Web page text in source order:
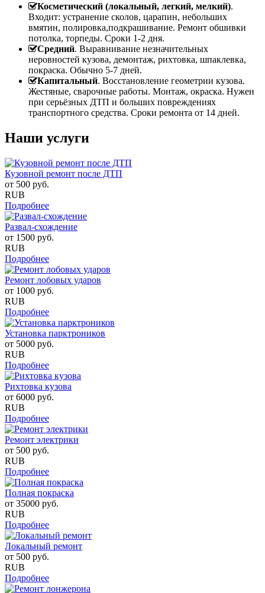
Косметический (локальный, легкий, мелкий).
Входит: устранение сколов, царапин, небольших
вмятин, полировка,подкрашивание. Ремонт обшивки
потолка, торпеды. Сроки 1-2 дня.
Средний. Выравнивание незначительных
неровностей кузова, демонтаж, рихтовка, шпаклевка,
покраска. Обычно 5-7 дней.
Капитальный. Восстановление геометрии кузова.
Жестяные, сварочные работы. Монтаж, окраска. Нужен
при серьёзных ДТП и больших повреждениях
транспортного средства. Сроки ремонта от 14 дней.
Наши услуги
Кузовной ремонт после ДТП
от 500 руб.
RUB
Подробнее
Развал-схождение
от 1500 руб.
RUB
Подробнее
Ремонт лобовых ударов
от 1000 руб.
RUB
Подробнее
Установка парктроников
от 5000 руб.
RUB
Подробнее
Рихтовка кузова
от 6000 руб.
RUB
Подробнее
Ремонт электрики
от 500 руб.
RUB
Подробнее
Полная покраска
от 35000 руб.
RUB
Подробнее
Локальный ремонт
от 500 руб.
RUB
Подробнее